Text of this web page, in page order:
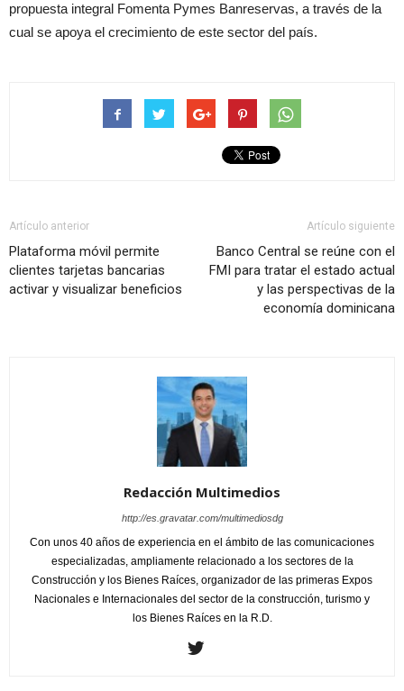
propuesta integral Fomenta Pymes Banreservas, a través de la
cual se apoya el crecimiento de este sector del país.
Artículo anterior
Plataforma móvil permite
clientes tarjetas bancarias
activar y visualizar beneficios
Artículo siguiente
Banco Central se reúne con el
FMI para tratar el estado actual
y las perspectivas de la
economía dominicana
Redacción Multimedios
http://es.gravatar.com/multimediosdg
Con unos 40 años de experiencia en el ámbito de las comunicaciones
especializadas, ampliamente relacionado a los sectores de la
Construcción y los Bienes Raíces, organizador de las primeras Expos
Nacionales e Internacionales del sector de la construcción, turismo y
los Bienes Raíces en la R.D.